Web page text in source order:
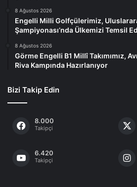
8 Ağustos 2026
Engelli Milli Golfçülerimiz,
Şampiyonası’nda Ülkemizi Temsil
8 Ağustos 2026
Görme Engelli B1 Millî Takımımız,
Riva Kampında Hazırlanıyor
Bizi Takip Edin
8.000
Takipçi
6.420
Takipçi